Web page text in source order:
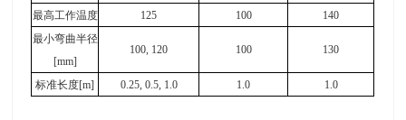
最高工作温度
125 100
140
最小弯曲半径
[mm]
100, 120 100 130
标准长度[m] 0.25, 0.5, 1.0 1.0 1.0